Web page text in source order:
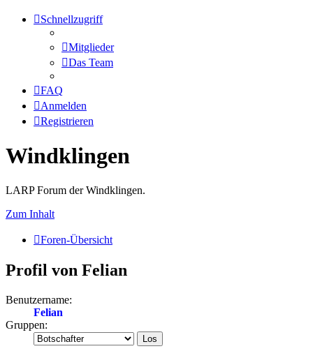
Schnellzugriff
Mitglieder
Das Team
FAQ
Anmelden
Registrieren
Windklingen
LARP Forum der Windklingen.
Zum Inhalt
Foren-Übersicht
Profil von Felian
Benutzername:
Felian
Gruppen: